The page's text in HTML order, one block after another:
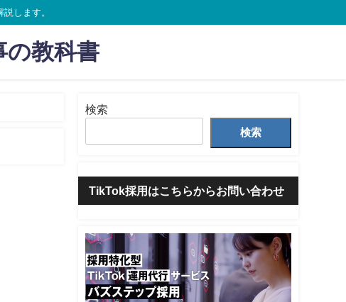
します。
の教科書
検索
検索
TikTok採用はこちらからお問い合わせ